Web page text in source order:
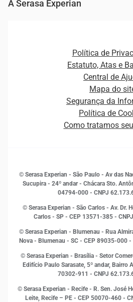
Cobrança e Recuperação de Dívidas
Plataformas e Motores de decisão
Ver todo o conteúdo
Curso Gratuito de Saúde Financeira
Empreendedorismo
Estudos e Pesquisas
Inovação e Tecnologia
Leis e impostos
Marketing
Open Finance
Proteção de Dados
Sustentabilidade Corporativa
A Serasa Experian
Distribuidores e representantes
Estrutura Organizacional
Sala de Imprensa
Política de
Estatuto, Atas e
Central de
Mapa do
Segurança da
Política de
Como tratamos
© Serasa Experian - São Paulo - Av das
Sucupira - 24º andar - Chácara Sto.
04794-000 - CNPJ
© Serasa Experian - São Carlos - Av. Dr.
Carlos - SP - CEP 13571-385 -
© Serasa Experian - Blumenau - Rua
Nova - Blumenau - SC - CEP 89035-000
© Serasa Experian - Brasília - Setor
Edifício Paulo Sarasate, 5º andar, Bairro
70302-911 - CNPJ
© Serasa Experian - Recife - R. Sen. José
Leite, Recife – PE - CEP 50070-460 -